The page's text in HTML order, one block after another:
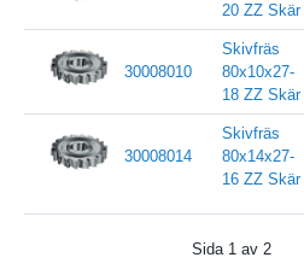
20 ZZ Skär
30008010
Skivfräs
80x10x27-
18 ZZ Skär
30008014
Skivfräs
80x14x27-
16 ZZ Skär
Sida 1 av 2